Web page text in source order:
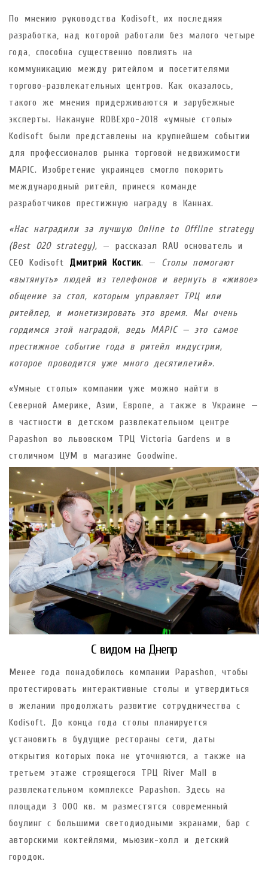
По мнению руководства Kodisoft, их последняя
разработка, над которой работали без малого четыре
года, способна существенно повлиять на
коммуникацию между ритейлом и посетителями
торгово-развлекательных центров. Как оказалось,
такого же мнения придерживаются и зарубежные
эксперты. Накануне RDBExpo-2018 «умные столы»
Kodisoft были представлены на крупнейшем событии
для профессионалов рынка торговой недвижимости
MAPIC. Изобретение украинцев смогло покорить
международный ритейл, принеся команде
разработчиков престижную награду в Каннах.
«Нас наградили за лучшую Online to Offline strategy
(Best O2O strategy), — рассказал RAU основатель и
CEO Kodisoft Дмитрий Костик. — Столы помогают
«вытянуть» людей из телефонов и вернуть в «живое»
общение за стол, которым управляет ТРЦ или
ритейлер, и монетизировать это время. Мы очень
гордимся этой наградой, ведь MAPIC — это самое
престижное событие года в ритейл индустрии,
которое проводится уже много десятилетий».
«Умные столы» компании уже можно найти в
Северной Америке, Азии, Европе, а также в Украине —
в частности в детском развлекательном центре
Papashon во львовском ТРЦ Victoria Gardens и в
столичном ЦУМ в магазине Goodwine.
С видом на Днепр
Менее года понадобилось компании Papashon, чтобы
протестировать интерактивные столы и утвердиться
в желании продолжать развитие сотрудничества с
Kodisoft. До конца года столы планируется
установить в будущие рестораны сети, даты
открытия которых пока не уточняются, а также на
третьем этаже строящегося ТРЦ River Mall в
развлекательном комплексе Papashon. Здесь на
площади 3 000 кв. м разместятся современный
боулинг с большими светодиодными экранами, бар с
авторскими коктейлями, мьюзик-холл и детский
городок.